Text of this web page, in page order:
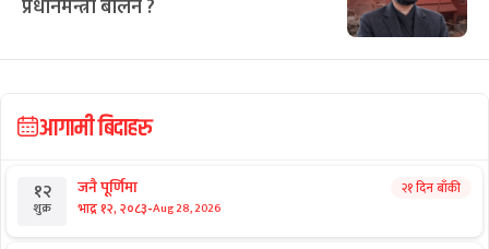
प्रधानमन्त्री बालेन ?
आगामी बिदाहरु
१२
शुक्र
जनै पूर्णिमा
भाद्र १२, २०८३-Aug 28, 2026
२१ दिन बाँकी